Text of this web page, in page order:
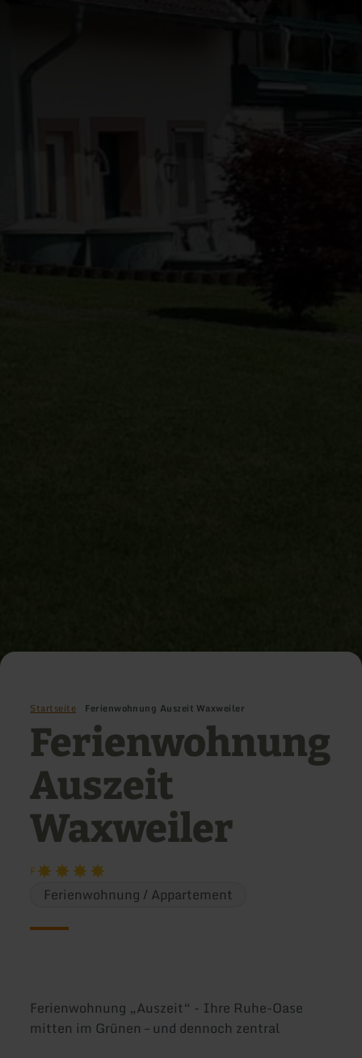
Startseite Ferienwohnung Auszeit Waxweiler
Ferienwohnung
Auszeit
Waxweiler
F
Ferienwohnung / Appartement
Ferienwohnung „Auszeit“ - Ihre Ruhe-Oase
mitten im Grünen – und dennoch zentral